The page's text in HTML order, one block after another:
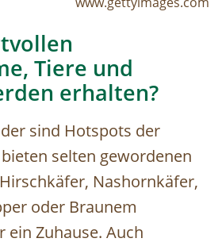
Tiere und
erhalten?
sind Hotspots der
selten gewordenen
Nashornkäfer,
oder Braunem
ein Zuhause. Auch